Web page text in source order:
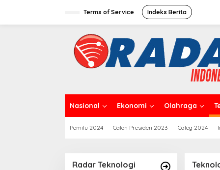
Terms of Service Indeks Berita
Nasional Ekonomi Olahraga
Pemilu 2024 Calon Presiden 2023 Caleg 2024
Radar Teknologi